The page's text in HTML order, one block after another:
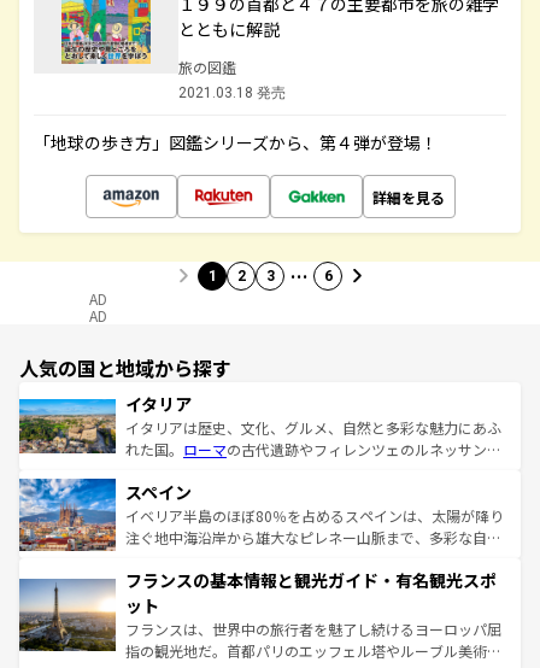
とともに解説
旅の図鑑
2021.03.18 発売
「地球の歩き方」図鑑シリーズから、第４弾が登場！
詳細を見る
1 2 3 … 6
AD
AD
人気の国と地域から探す
イタリア
イタリアは歴史、文化、グルメ、自然と多彩な魅力にあふ
れた国。 ローマの古代遺跡やフィレンツェのルネッサンス
ろん、トスカーナの美しい田園風景やアマルフィ海岸の絶
景など、自然景観も見逃せない。観光の合間には、本場の
ピザやパスタなど、絶品のイタリア料理を堪能することも
ませてくれるイタリアで、忘れられない旅をしてみよう！
なお、新着のイタリア情報は
しい。
スペイン
イベリア半島のほぼ80％を占めるスペインは、太陽が降り
注ぐ地中海沿岸から雄大なピレネー山脈まで、多彩な自然
文化が根付くこの国では、情熱的なフラメンコ、熱気あふ
れる闘牛、そして美味しいタパスが生活の一部となってい
る。首都マドリードの洗練された雰囲気や、バルセロナの
アートに溢れた街角から、地方では古代ローマ遺跡や中世
フランスの基本情報と観光ガイド・有名観光スポ
ット
フランスは、世界中の旅行者を魅了し続けるヨーロッパ屈
指の観光地だ。首都パリのエッフェル塔やルーブル美術館